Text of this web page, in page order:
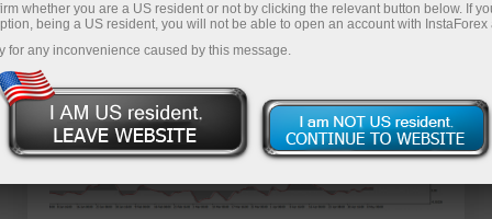
whether you are a US resident or not by clicking the relevant button below. If
being a US resident, you will not be able to open an account with InstaForex
for any inconvenience caused by this message.